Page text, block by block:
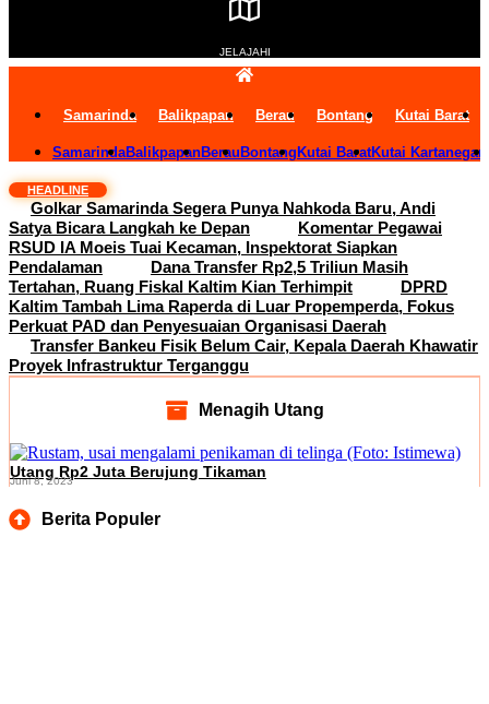
JELAJAHI
Samarinda Balikpapan Berau Bontang Kutai Barat
SamarindaBalikpapanBerau Bontang Kutai BaratKutai
HEADLINE
Golkar Samarinda Segera Punya Nahkoda Baru, Andi
Satya Bicara Langkah ke Depan
Komentar Pegawai
RSUD IA Moeis Tuai Kecaman, Inspektorat Siapkan
Pendalaman
Dana Transfer Rp2,5 Triliun Masih
Tertahan, Ruang Fiskal Kaltim Kian Terhimpit
DPRD
Kaltim Tambah Lima Raperda di Luar Propemperda, Fokus
Perkuat PAD dan Penyesuaian Organisasi Daerah
Transfer Bankeu Fisik Belum Cair, Kepala Daerah Khawatir
Proyek Infrastruktur Terganggu
Menagih Utang
Utang Rp2 Juta Berujung Tikaman
Juni 8, 2023
Berita Populer